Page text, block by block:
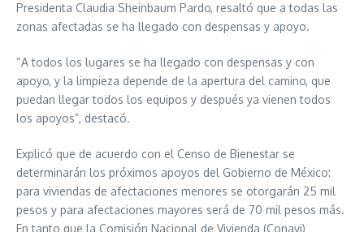
Presidenta Claudia Sheinbaum Pardo, resaltó que a todas las
zonas afectadas se ha llegado con despensas y apoyo.
“A todos los lugares se ha llegado con despensas y con
apoyo, y la limpieza depende de la apertura del camino, que
puedan llegar todos los equipos y después ya vienen todos
los apoyos”, destacó.
Explicó que de acuerdo con el Censo de Bienestar se
determinarán los próximos apoyos del Gobierno de México:
para viviendas de afectaciones menores se otorgarán 25 mil
pesos y para afectaciones mayores será de 70 mil pesos más.
En tanto que la Comisión Nacional de Vivienda (Conavi)